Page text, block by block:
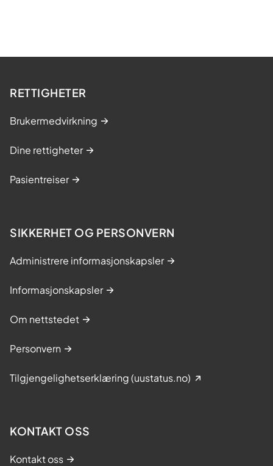
RETTIGHETER
Brukermedvirkning
Dine rettigheter
Pasientreiser
SIKKERHET OG PERSONVERN
Administrere informasjonskapsler
Informasjonskapsler
Om nettstedet
Personvern
Tilgjengelighetserklæring (uustatus.no)
KONTAKT OSS
Kontakt oss